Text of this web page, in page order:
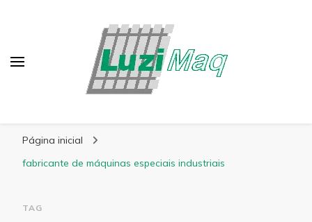
Página inicial
fabricante de máquinas especiais industriais
TAG